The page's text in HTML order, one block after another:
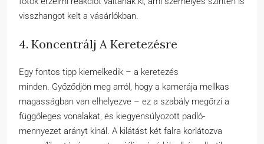
visszhangot kelt a vásárlókban.
4. Koncentrálj A Keretezésre
Egy fontos tipp kiemelkedik – a keretezés
minden. Győződjön meg arról, hogy a kamerája mellkas
magasságban van elhelyezve – ez a szabály megőrzi a
függőleges vonalakat, és kiegyensúlyozott padló-
mennyezet arányt kínál. A kilátást két falra korlátozva